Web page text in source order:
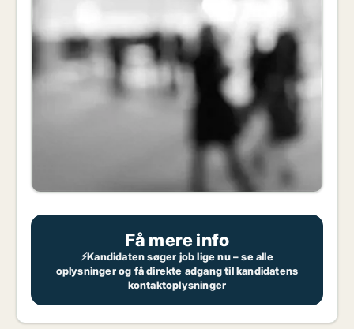
Få mere info
⚡Kandidaten søger job lige nu – se alle
oplysninger og få direkte adgang til kandidatens
kontaktoplysninger